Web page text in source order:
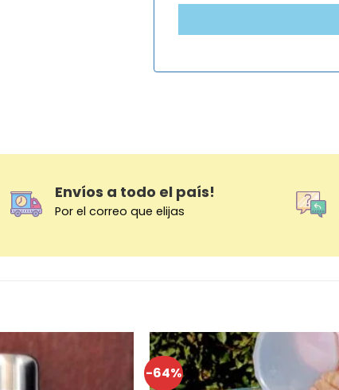
Envíos a todo el país!
Por el correo que elijas
-64%